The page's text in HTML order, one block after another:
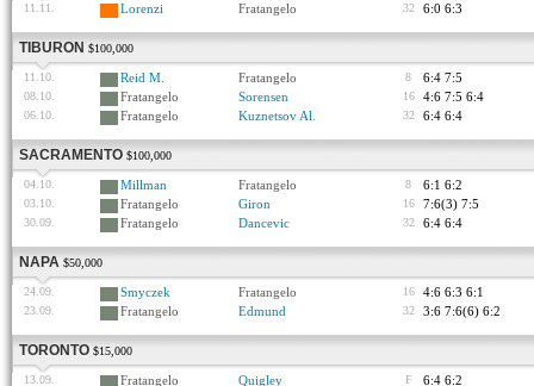
11.11. Lorenzi Fratangelo 32 6:0 6:3
TIBURON $100,000
11.10. Reid M. Fratangelo 8 6:4 7:5
08.10. Fratangelo Sorensen 16 4:6 7:5 6:4
06.10. Fratangelo Kuznetsov Al. 32 6:4 6:4
SACRAMENTO $100,000
04.10. Millman Fratangelo 8 6:1 6:2
03.10. Fratangelo Giron 16 7:6(3) 7:5
30.09. Fratangelo Dancevic 32 6:4 6:4
NAPA $50,000
24.09. Smyczek Fratangelo 16 4:6 6:3 6:1
23.09. Fratangelo Edmund 32 3:6 7:6(6) 6:2
TORONTO $15,000
13.09. Fratangelo Quigley F 6:4 6:2